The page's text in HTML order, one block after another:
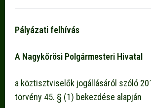
Pályázati felhívás
A Nagykőrösi Polgármesteri Hivatal
a köztisztviselők jogállásáról szóló
törvény 45. § (1) bekezdése alapján